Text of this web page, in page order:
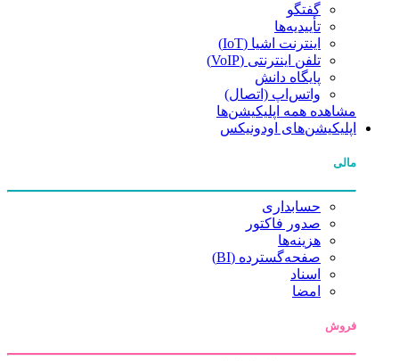
گفتگو
تأییدیه‌ها
اینترنت اشیا (IoT)
تلفن اینترنتی (VoIP)
پایگاه دانش
واتس‌اپ (اتصال)
مشاهده همه اپلیکیشن‌ها
اپلیکیشن‌های اودونیکس
مالی
حسابداری
صدور فاکتور
هزینه‌ها
صفحه‌گسترده (BI)
اسناد
امضا
فروش